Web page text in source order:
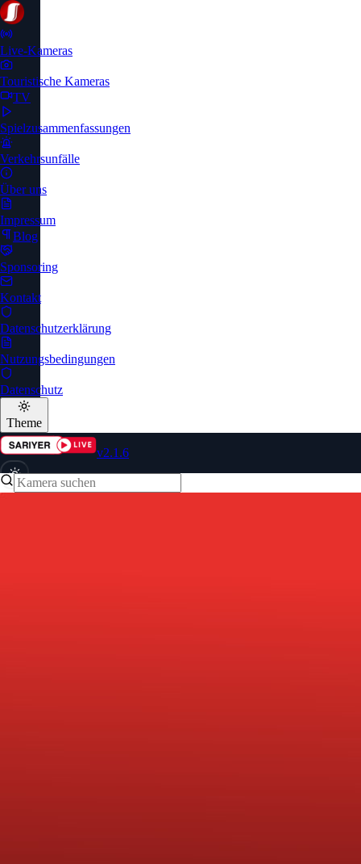
Live-Kameras
Touristische Kameras
TV
Spielzusammenfassungen
Verkehrsunfälle
Über uns
Impressum
Blog
Sponsoring
Kontakt
Datenschutzerklärung
Nutzungsbedingungen
Datenschutz
Theme
v2.1.6